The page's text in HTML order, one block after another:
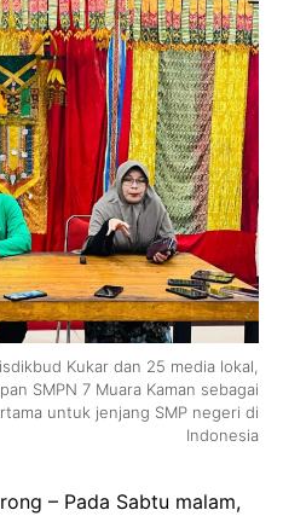
Kukar dan 25 media lokal,
SMPN 7 Muara Kaman sebagai
untuk jenjang SMP negeri di
Indonesia
– Pada Sabtu malam,